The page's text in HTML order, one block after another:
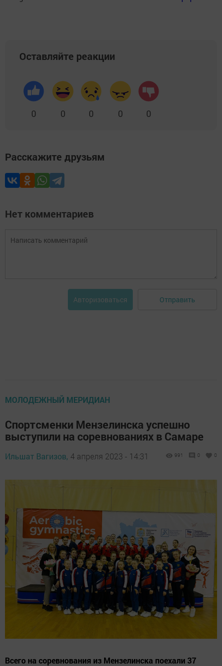
Оставляйте реакции
0 0 0 0 0
Расскажите друзьям
Нет комментариев
Авторизоваться Отправить
МОЛОДЕЖНЫЙ МЕРИДИАН
Спортсменки Мензелинска успешно
выступили на соревнованиях в Самаре
Ильшат Вагизов, 4 апреля 2023 - 14:31 991 0 0
Всего на соревнования из Мензелинска поехали 37